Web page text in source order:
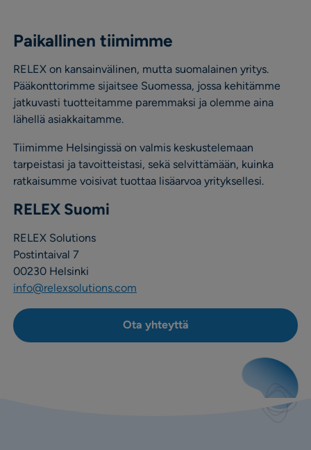
Paikallinen tiimimme
RELEX on kansainvälinen, mutta suomalainen yritys.
Pääkonttorimme sijaitsee Suomessa, jossa kehitämme
jatkuvasti tuotteitamme paremmaksi ja olemme aina
lähellä asiakkaitamme.
Tiimimme Helsingissä on valmis keskustelemaan
tarpeistasi ja tavoitteistasi, sekä selvittämään, kuinka
ratkaisumme voisivat tuottaa lisäarvoa yrityksellesi.
RELEX Suomi
RELEX Solutions
Postintaival 7
00230 Helsinki
info@relexsolutions.com
Ota yhteyttä